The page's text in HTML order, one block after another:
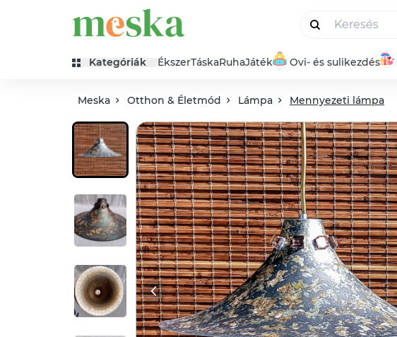
Kategóriák ÉkszerTáskaRuhaJáték Ovi- és sulikezdés
Meska Otthon & Életmód Lámpa Mennyezeti lámpa